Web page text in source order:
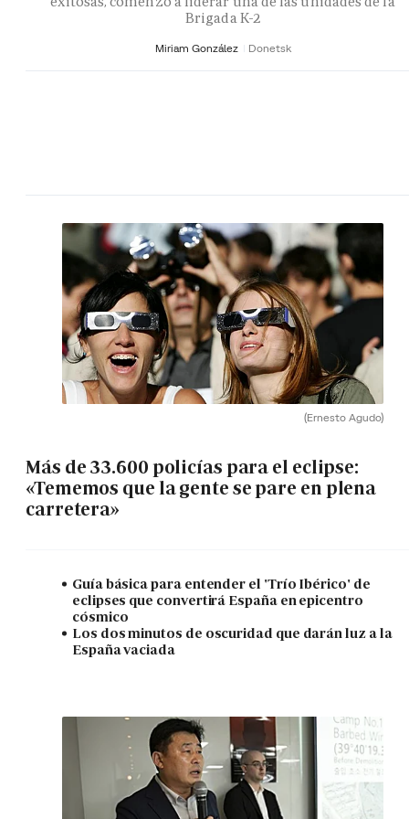
Brigada K-2
Miriam González Donetsk
(Ernesto Agudo)
Más de 33.600 policías para el eclipse:
«Tememos que la gente se pare en plena
carretera»
Guía básica para entender el 'Trío Ibérico' de
eclipses que convertirá España en epicentro
cósmico
Los dos minutos de oscuridad que darán luz a la
España vaciada